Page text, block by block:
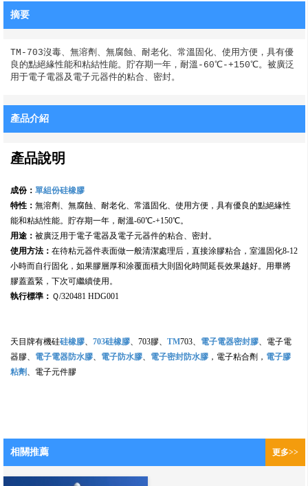
摘要
TM-703沒毒、無溶劑、無腐蝕、耐老化、常溫固化、使用方便，具有優
良的點絕緣性能和粘結性能。貯存期一年，耐溫-60℃-+150℃。被廣泛
用于電子電器及電子元器件的粘合、密封。
產品介紹
產品說明
成份： 單組份硅橡膠
特性： 無溶劑、無腐蝕、耐老化、常溫固化、使用方便，具有優良的點絕緣性
能和粘結性能。貯存期一年，耐溫-60℃-+150℃。
用途： 被廣泛用于電子電器及電子元器件的粘合、密封。
使用方法： 在待粘元器件表面做一般清潔處理后，直接涂膠粘合，室溫固化8-12
小時而自行固化，如果膠層厚和涂覆面積大則固化時間延長效果越好。用畢將
膠蓋蓋緊，下次可繼續使用。
執行標準： Ｑ/320481 HDG001
天目牌有機硅硅橡膠、 703硅橡膠、703膠、 TM703、 電子電器密封膠、電子電
器膠、
電子電器防水膠、 電子防水膠、 電子密封防水膠，電子粘合劑， 電子膠
粘劑 、電子元件膠
相關推薦 更多>>